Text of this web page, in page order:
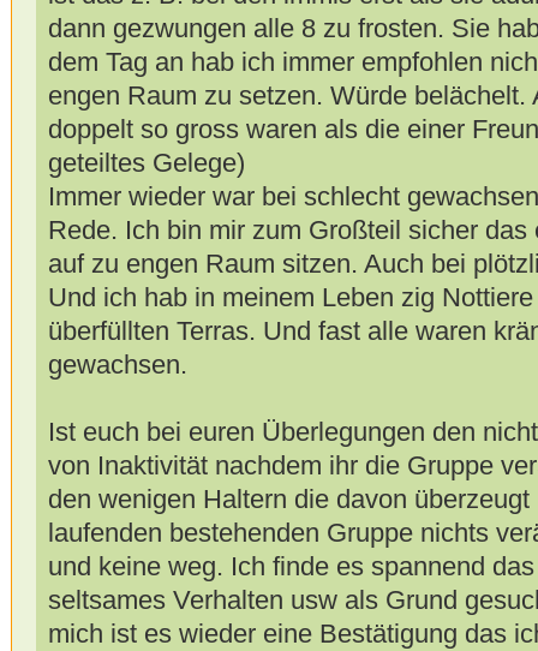
dann gezwungen alle 8 zu frosten. Sie
dem Tag an hab ich immer empfohlen
engen Raum zu setzen. Würde
doppelt so gross waren als die einer
geteiltes Gelege)
Immer wieder war bei schlecht
Rede. Ich bin mir zum Großteil sicher
auf zu engen Raum sitzen. Auch bei
Und ich hab in meinem Leben zig
überfüllten Terras. Und fast alle waren
gewachsen.
Ist euch bei euren Überlegungen den
von Inaktivität nachdem ihr die Gruppe
den wenigen Haltern die davon
laufenden bestehenden Gruppe nichts
und keine weg. Ich finde es spannend
seltsames Verhalten usw als Grund
mich ist es wieder eine Bestätigung das